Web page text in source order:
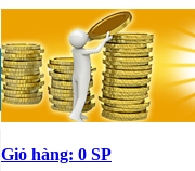
Giỏ hàng: 0 SP